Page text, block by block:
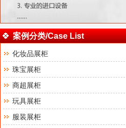
案例分类/Case List
化妆品展柜
珠宝展柜
商超展柜
玩具展柜
服装展柜